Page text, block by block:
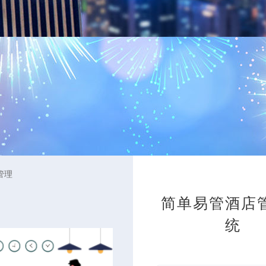
理
简单易管酒店
统